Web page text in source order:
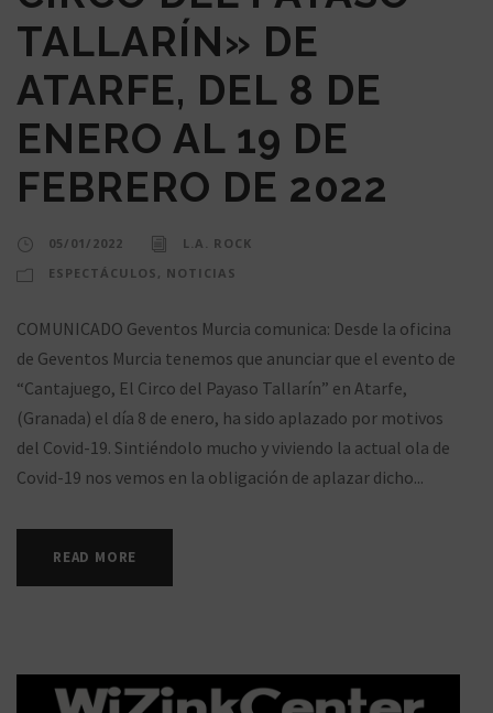
TALLARÍN» DE
ATARFE, DEL 8 DE
ENERO AL 19 DE
FEBRERO DE 2022
05/01/2022
L.A. ROCK
ESPECTÁCULOS , NOTICIAS
COMUNICADO Geventos Murcia comunica: Desde la oficina
de Geventos Murcia tenemos que anunciar que el evento de
“Cantajuego, El Circo del Payaso Tallarín” en Atarfe,
(Granada) el día 8 de enero, ha sido aplazado por motivos
del Covid-19. Sintiéndolo mucho y viviendo la actual ola de
Covid-19 nos vemos en la obligación de aplazar dicho...
READ MORE